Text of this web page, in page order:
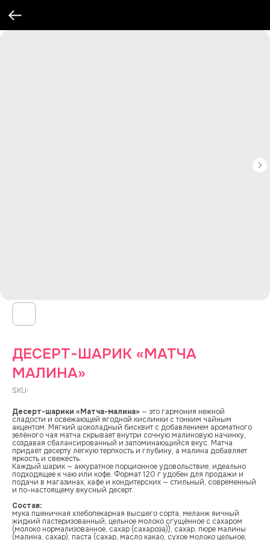
ДЕСЕРТ-ШАРИК «МАТЧА
МАЛИНА»
SKU:
Десерт-шарики «Матча-малина» — это гармония нежной
сладости и освежающей ягодной кислинки с тонким чайным
акцентом. Мягкий шоколадный бисквит с добавлением ароматного
зелёного чая матча скрывает внутри сочную малиновую начинку,
создавая сбалансированный и запоминающийся вкус. Матча
придаёт десерту лёгкую терпкость и глубину, а малина добавляет
яркость и свежесть.
Каждый шарик — аккуратное порционное удовольствие, идеально
подходящее к чаю или кофе. Формат 120 г удобен для продажи и
подачи в магазинах, кафе и кондитерских — стильный, современный
и по-настоящему вкусный десерт.
Состав:
мука пшеничная хлебопекарная высшего сорта, меланж яичный
жидкий пастеризованный, цельное молоко сгущённое с сахаром
(молоко нормализованное, сахар (сахароза)), сахар, пюре малины
(малина, сахар), паста (сахар, масло какао, сухое молоко цельное,